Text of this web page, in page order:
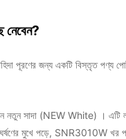
নেবেন?
পূরণের জন্য একটি বিস্তৃত পণ্য
নতুন সাদা (NEW White) । এটি
মুখে পড়ে, SNR3010W খর